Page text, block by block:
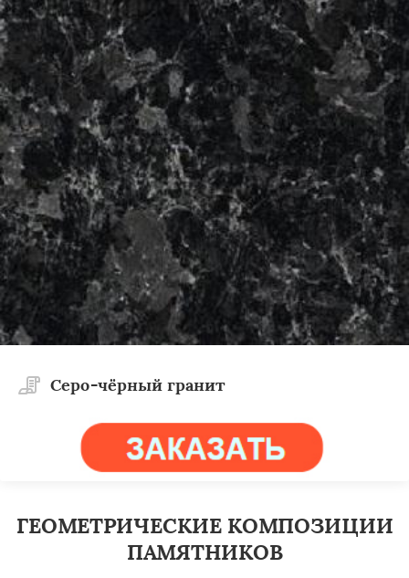
Работаем по
регионам
×
Тучково Уваровка
Удельная
Фосфоритный Фряново Хорлово
Cеро-чёрный гранит
ГЕОМЕТРИЧЕСКИЕ КОМПОЗИЦИИ
ПАМЯТНИКОВ
УЗНАТЬ ПОДРОБНЕЕ ×